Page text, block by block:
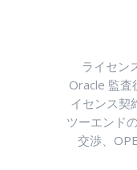
ライセン
Oracle 監査
イセンス契
ツーエンド
交渉、